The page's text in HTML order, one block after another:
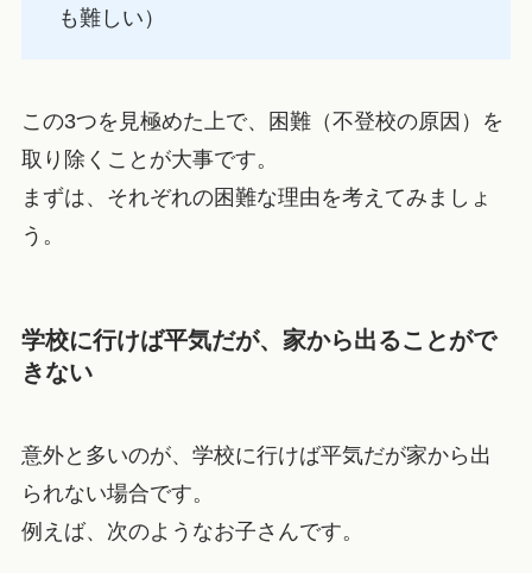
も難しい）
この3つを見極めた上で、困難（不登校の原因）を
取り除くことが大事です。
まずは、それぞれの困難な理由を考えてみましょ
う。
学校に行けば平気だが、 家から出ることがで
きない
意外と多いのが、学校に行けば平気だが家から出
られない場合です。
例えば、次のようなお子さんです。